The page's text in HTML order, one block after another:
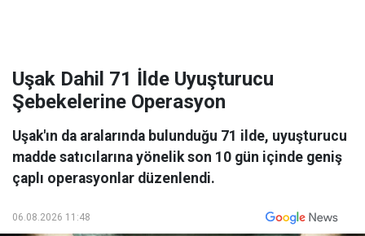
Uşak Dahil 71 İlde Uyuşturucu
Şebekelerine Operasyon
Uşak'ın da aralarında bulunduğu 71 ilde, uyuşturucu
madde satıcılarına yönelik son 10 gün içinde geniş
çaplı operasyonlar düzenlendi.
06.08.2026 11:48